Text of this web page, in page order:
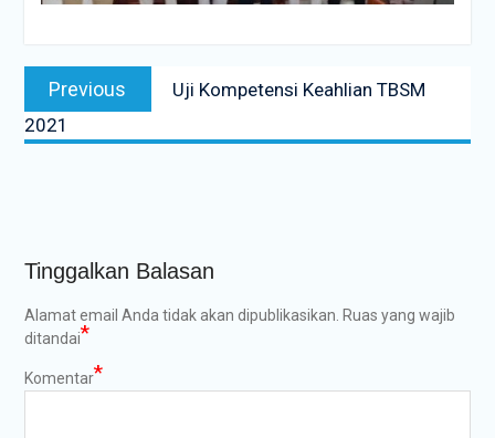
Navigasi
posPrevious
post:
Uji Kompetensi Keahlian TBSM
2021
Tinggalkan Balasan
Alamat email Anda tidak akan dipublikasikan. Ruas yang wajib
ditandai*
Komentar*